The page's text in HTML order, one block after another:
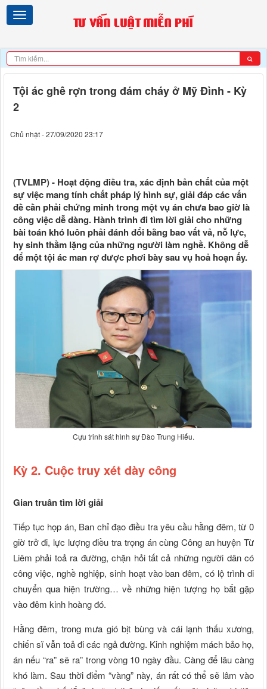
Tội ác ghê rợn trong đám cháy ở Mỹ Đình - Kỳ
2
Chủ nhật - 27/09/2020 23:17
(TVLMP) - Hoạt động điều tra, xác định bản chất của một
sự việc mang tính chất pháp lý hình sự, giải đáp các vấn
đề cần phải chứng minh trong một vụ án chưa bao giờ là
công việc dễ dàng. Hành trình đi tìm lời giải cho những
bài toán khó luôn phải đánh đổi bằng bao vất vả, nỗ lực,
hy sinh thầm lặng của những người làm nghề. Không dễ
để một tội ác man rợ được phơi bày sau vụ hoả hoạn ấy.
Cựu trinh sát hình sự Đào Trung Hiếu.
Kỳ 2. Cuộc truy xét dày công
Gian truân tìm lời giải
Tiếp tục họp án, Ban chỉ đạo điều tra yêu cầu hằng đêm, từ 0
giờ trở đi, lực lượng điều tra trọng án cùng Công an huyện Từ
Liêm phải toả ra đường, chặn hỏi tất cả những người dân có
công việc, nghề nghiệp, sinh hoạt vào ban đêm, có lộ trình di
chuyển qua hiện trường… về những hiện tượng họ bắt gặp
vào đêm kinh hoàng đó.
Hằng đêm, trong mưa gió bịt bùng và cái lạnh thấu xương,
chiến sĩ vẫn toả đi các ngả đường. Kinh nghiệm mách bảo họ,
án nếu “ra” sẽ ra” trong vòng 10 ngày đầu. Càng để lâu càng
khó làm. Sau thời điểm “vàng” này, án rất có thể sẽ lâm vào